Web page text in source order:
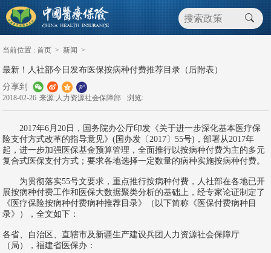
当前位置 : 首页 > 新闻 >
最新！人社部今日发布医保按病种付费推荐目录（后附表）
分享到
2018-02-26 来源:人力资源社会保障部 浏览:
2017年6月20日，国务院办公厅印发《关于进一步深化基本医疗保
险支付方式改革的指导意见》(国办发〔2017〕55号)，部署从2017年
起，进一步加强医保基金预算管理，全面推行以按病种付费为主的多元
复合式医保支付方式；要求各地选择一定数量的病种实施按病种付费。
为贯彻落实55号文要求，重点推行按病种付费，人社部在各地已开
展按病种付费工作和医保大数据聚类分析的基础上，经专家论证制定了
《医疗保险按病种付费病种推荐目录》（以下简称《医保付费病种目
录》），全文如下：
各省、自治区、直辖市及新疆生产建设兵团人力资源社会保障厅
（局），福建省医保办：